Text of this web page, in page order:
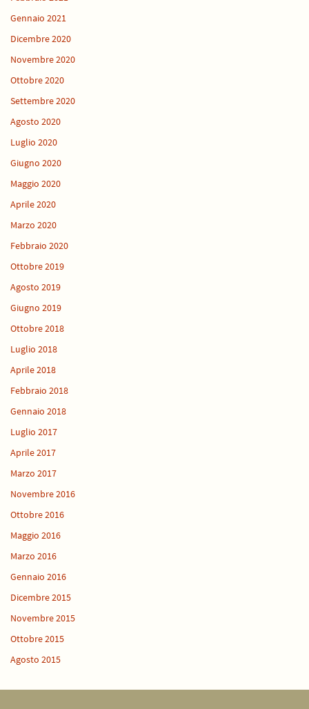
Gennaio 2021
Dicembre 2020
Novembre 2020
Ottobre 2020
Settembre 2020
Agosto 2020
Luglio 2020
Giugno 2020
Maggio 2020
Aprile 2020
Marzo 2020
Febbraio 2020
Ottobre 2019
Agosto 2019
Giugno 2019
Ottobre 2018
Luglio 2018
Aprile 2018
Febbraio 2018
Gennaio 2018
Luglio 2017
Aprile 2017
Marzo 2017
Novembre 2016
Ottobre 2016
Maggio 2016
Marzo 2016
Gennaio 2016
Dicembre 2015
Novembre 2015
Ottobre 2015
Agosto 2015